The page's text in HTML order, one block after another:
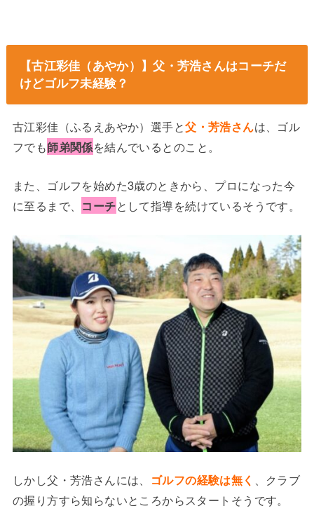
【古江彩佳（あやか）】父・芳浩さんはコーチだ
けどゴルフ未経験？
古江彩佳（ふるえあやか）選手と父・芳浩さんは、ゴル
フでも師弟関係を結んでいるとのこと。
また、ゴルフを始めた3歳のときから、プロになった今
に至るまで、 コーチとして指導を続けているそうです。
しかし父・芳浩さんには、 ゴルフの経験は無く
、クラブ
の握り方すら知らないところからスタートそうです。